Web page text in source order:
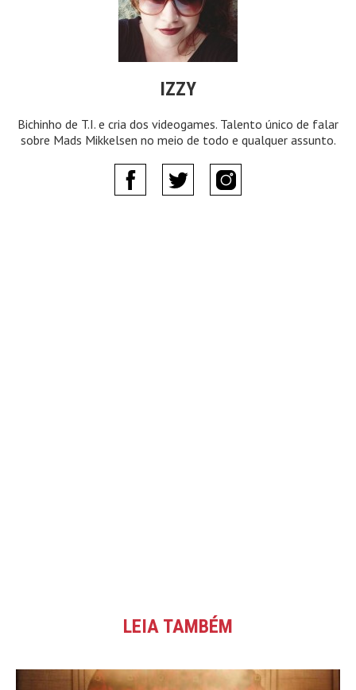
IZZY
Bichinho de T.I. e cria dos videogames. Talento único de falar
sobre Mads Mikkelsen no meio de todo e qualquer assunto.
LEIA TAMBÉM